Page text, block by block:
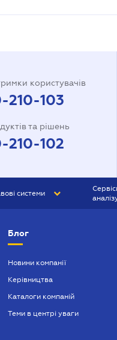
користувачів
103
та рішень
102
системи
Блог
Новини компанії
Керівництва
Каталоги компаній
Теми в центрі уваги